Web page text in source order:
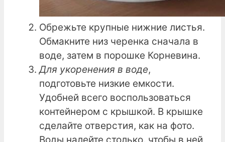
Обрежьте крупные нижние листья.
Обмакните низ черенка сначала в
воде, затем в порошке Корневина.
Для укоренения в воде,
подготовьте низкие емкости.
Удобней всего воспользоваться
контейнером с крышкой. В крышке
сделайте отверстия, как на фото.